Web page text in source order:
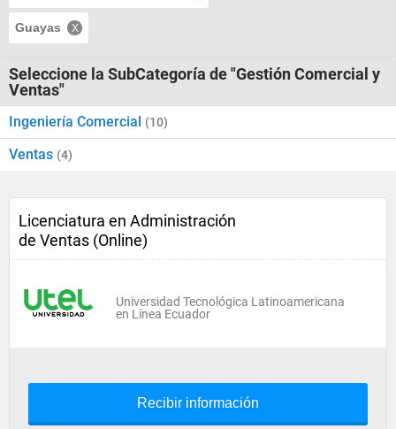
Guayas
Seleccione la SubCategoría de "Gestión Comercial y
Ventas"
Ingeniería Comercial (10)
Ventas (4)
Licenciatura en Administración
de Ventas (Online)
Universidad Tecnológica Latinoamericana
en Línea Ecuador
Recibir información